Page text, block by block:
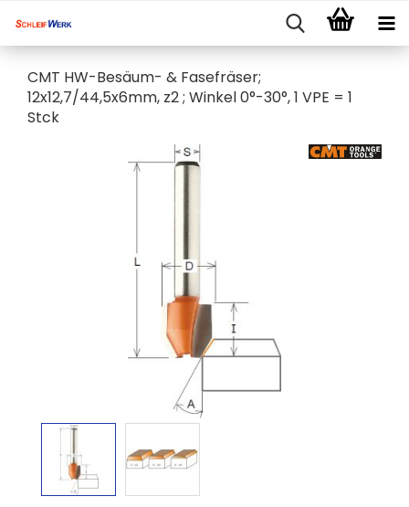
CMT HW-Besäum- & Fasefräser;
12x12,7/44,5x6mm, z2 ; Winkel 0°-30°, 1 VPE = 1
Stck